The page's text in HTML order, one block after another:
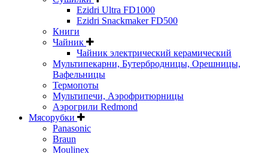
Ezidri Ultra FD1000
Ezidri Snackmaker FD500
Книги
Чайник
Чайник электрический керамический
Мультипекарни, Бутербродницы, Орешницы,
Вафельницы
Термопоты
Мультипечи, Аэрофритюрницы
Аэрогрили Redmond
Мясорубки
Panasonic
Braun
Moulinex